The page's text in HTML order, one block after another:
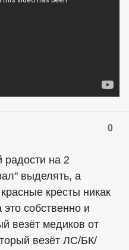
0
радости на 2
выделять, а
кресты никак
собственно и
везёт медиков от
везёт ЛС/БК/